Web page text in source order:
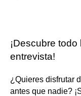
¡Descubre
entrevista!
¿Quieres disfrutar
antes que nadie?